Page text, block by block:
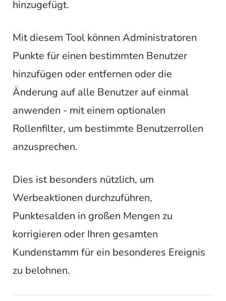
hinzugefügt.
Mit diesem Tool können Administratoren
Punkte für einen bestimmten Benutzer
hinzufügen oder entfernen oder die
Änderung auf alle Benutzer auf einmal
anwenden - mit einem optionalen
Rollenfilter, um bestimmte Benutzerrollen
anzusprechen.
Dies ist besonders nützlich, um
Werbeaktionen durchzuführen,
Punktesalden in großen Mengen zu
korrigieren oder Ihren gesamten
Kundenstamm für ein besonderes Ereignis
zu belohnen.